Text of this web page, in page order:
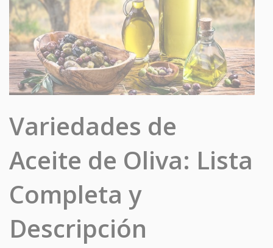
Variedades de
Aceite de Oliva: Lista
Completa y
Descripción